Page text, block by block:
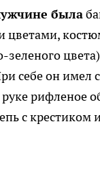
была
цветами,
зеленого
себе он имел
рифленое
с крестиком